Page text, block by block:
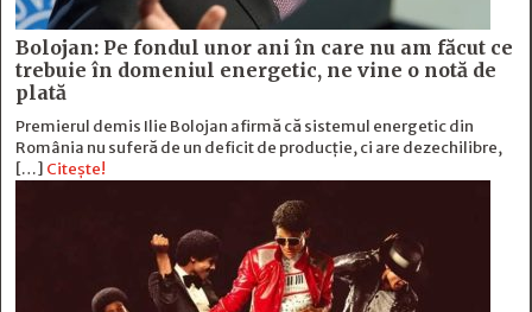
Bolojan: Pe fondul unor ani în care nu am făcut ce
trebuie în domeniul energetic, ne vine o notă de
plată
Premierul demis Ilie Bolojan afirmă că sistemul energetic din
România nu suferă de un deficit de producţie, ci are dezechilibre,
[…] Citește!